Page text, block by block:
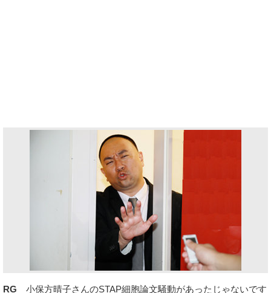
RG 小保方晴子さんのSTAP細胞論文騒動があったじゃないです